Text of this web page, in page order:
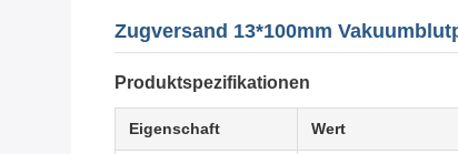
Zugversand 13*100mm
Produktspezifikationen
Eigenschaft Wert